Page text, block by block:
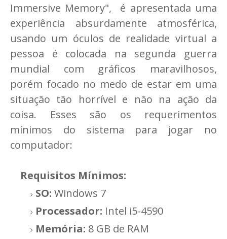
Immersive Memory", é apresentada uma
experiência absurdamente atmosférica,
usando um óculos de realidade virtual a
pessoa é colocada na segunda guerra
mundial com gráficos maravilhosos,
porém focado no medo de estar em uma
situação tão horrível e não na ação da
coisa. Esses são os requerimentos
mínimos do sistema para jogar no
computador:
Requisitos Mínimos:
SO: Windows 7
Processador: Intel i5-4590
Memória: 8 GB de RAM